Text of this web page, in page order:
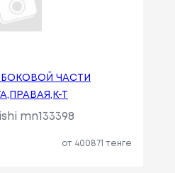
БОКОВОЙ ЧАСТИ
Т
mn133398
от 400871 тенге